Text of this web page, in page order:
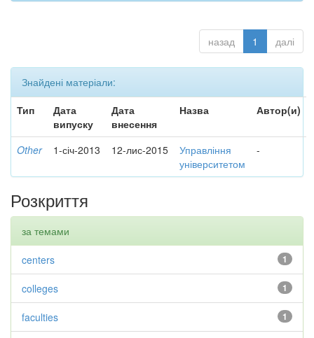
назад 1 далі
Знайдені матеріали:
Тип
Дата
випуску
Дата
внесення
Назва Автор(и)
Other 1-січ-2013 12-лис-2015
Управління
університетом
-
Розкриття
за темами
1
centers
1
colleges
1
faculties